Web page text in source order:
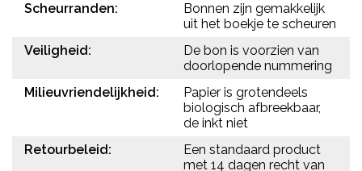
Scheurranden:
Bonnen zijn gemakkelijk
uit het boekje te scheuren
Veiligheid:
De bon is voorzien van
doorlopende nummering
Milieuvriendelijkheid:
Papier is grotendeels
biologisch afbreekbaar,
de inkt niet
Retourbeleid:
Een standaard product
met 14 dagen recht van